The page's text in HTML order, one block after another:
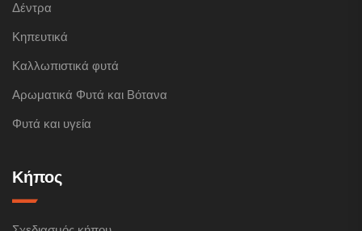
Δέντρα
Κηπευτικά
Καλλωπιστικά φυτά
Αρωματικά Φυτά και Βότανα
Φυτά και υγεία
Κήπος